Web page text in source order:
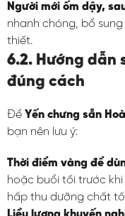
Người mới ốm dậy,
nhanh chóng, bổ
thiết.
6.2. Hướng dẫn
đúng cách
Để Yến chưng sẵn
bạn nên lưu ý:
Thời điểm vàng để
hoặc buổi tối trước
hấp thu dưỡng chất